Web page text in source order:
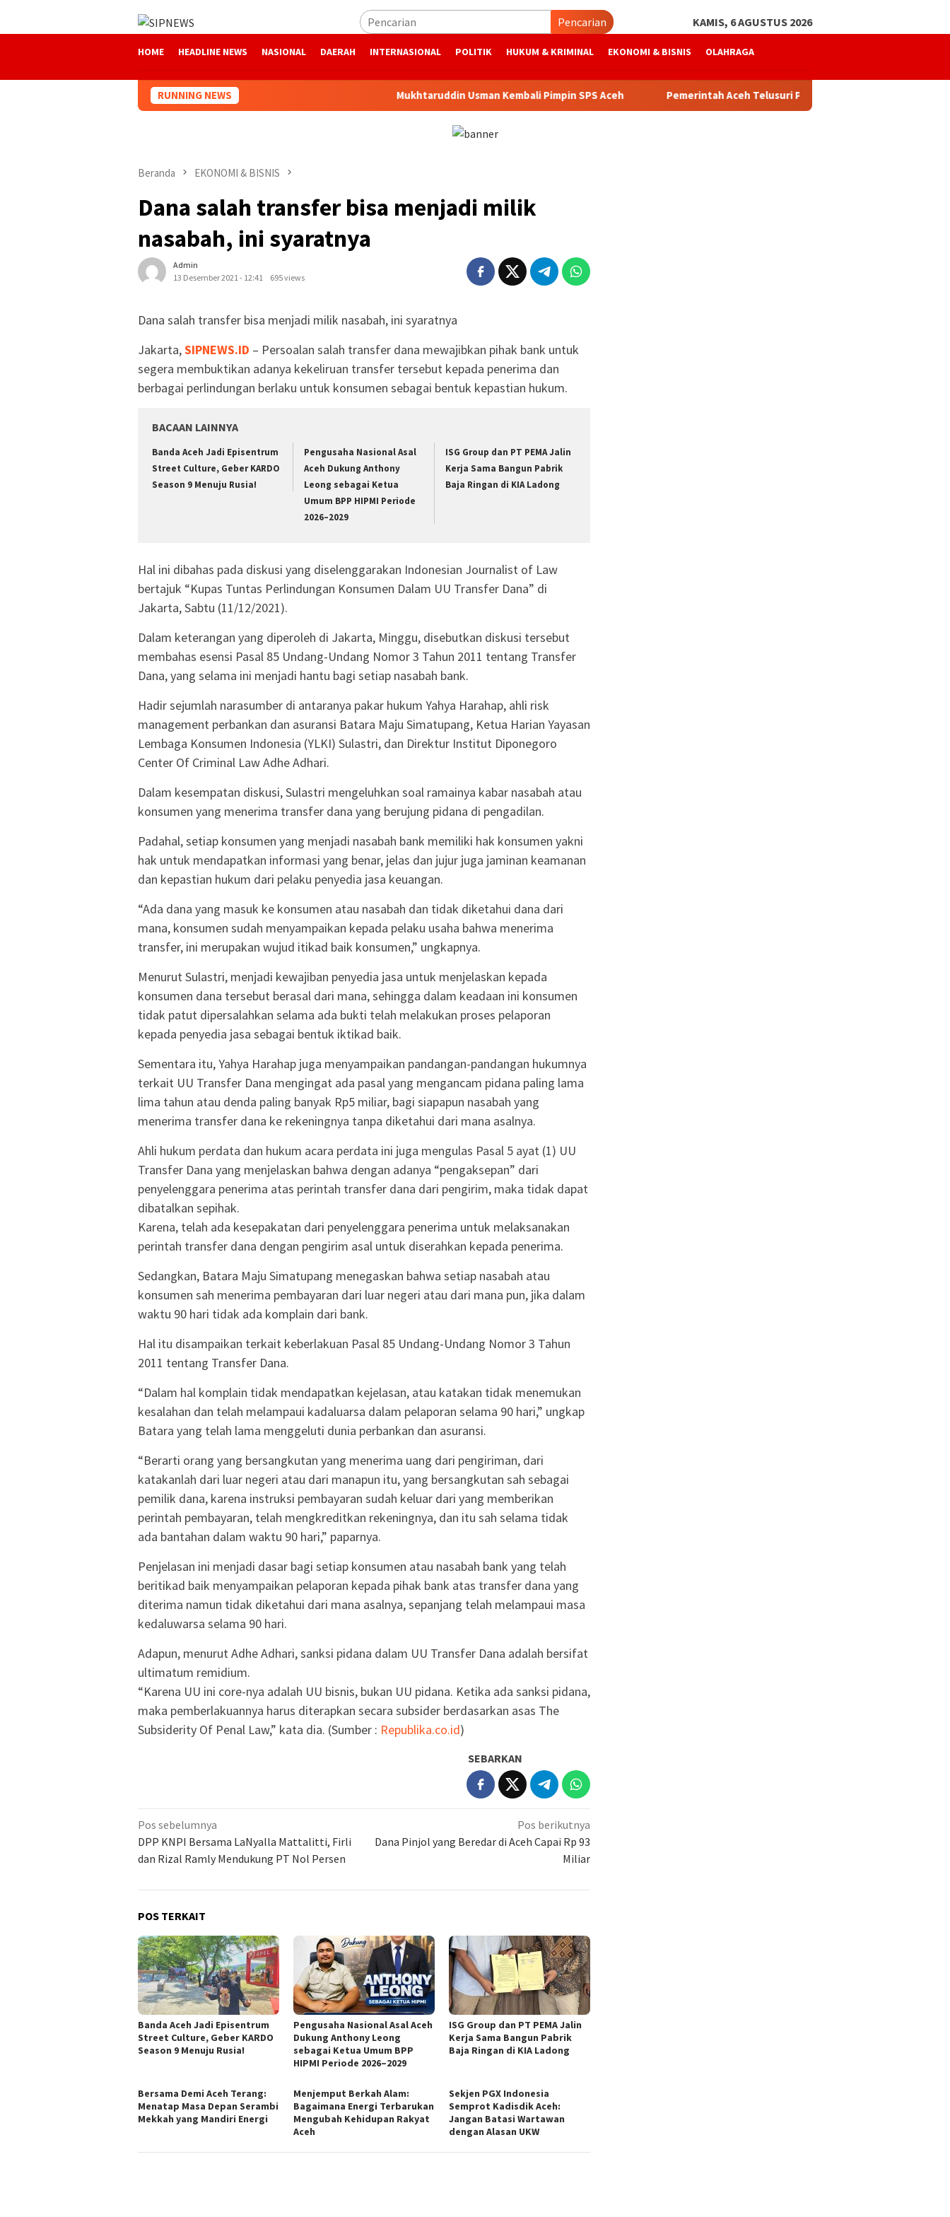
Pencarian KAMIS, 6 AGUSTUS 2026
HOME HEADLINE NEWS NASIONAL DAERAH INTERNASIONAL POLITIK HUKUM & KRIMINAL EKONOMI & BISNIS OLAHRAGA
RUNNING NEWS Mukhtaruddin Usman Kembali Pimpin SPS Aceh Pemerintah Aceh Telusuri Penyebab Kelangkaan Semen dan BBM
Beranda EKONOMI & BISNIS
Dana salah transfer bisa menjadi milik
nasabah, ini syaratnya
Admin
13 Desember 2021 - 12:41
695 views
Dana salah transfer bisa menjadi milik nasabah, ini syaratnya
Jakarta,SIPNEWS.ID – Persoalan salah transfer dana mewajibkan pihak bank untuk
segera membuktikan adanya kekeliruan transfer tersebut kepada penerima dan
berbagai perlindungan berlaku untuk konsumen sebagai bentuk kepastian hukum.
BACAAN LAINNYA
Banda Aceh Jadi Episentrum
Street Culture, Geber KARDO
Season 9 Menuju Rusia!
Pengusaha Nasional Asal
Aceh Dukung Anthony
Leong sebagai Ketua
Umum BPP HIPMI Periode
2026–2029
ISG Group dan PT PEMA Jalin
Kerja Sama Bangun Pabrik
Baja Ringan di KIA Ladong
Hal ini dibahas pada diskusi yang diselenggarakan Indonesian Journalist of Law
bertajuk “Kupas Tuntas Perlindungan Konsumen Dalam UU Transfer Dana” di
Jakarta, Sabtu (11/12/2021).
Dalam keterangan yang diperoleh di Jakarta, Minggu, disebutkan diskusi tersebut
membahas esensi Pasal 85 Undang-Undang Nomor 3 Tahun 2011 tentang Transfer
Dana, yang selama ini menjadi hantu bagi setiap nasabah bank.
Hadir sejumlah narasumber di antaranya pakar hukum Yahya Harahap, ahli risk
management perbankan dan asuransi Batara Maju Simatupang, Ketua Harian Yayasan
Lembaga Konsumen Indonesia (YLKI) Sulastri, dan Direktur Institut Diponegoro
Center Of Criminal Law Adhe Adhari.
Dalam kesempatan diskusi, Sulastri mengeluhkan soal ramainya kabar nasabah atau
konsumen yang menerima transfer dana yang berujung pidana di pengadilan.
Padahal, setiap konsumen yang menjadi nasabah bank memiliki hak konsumen yakni
hak untuk mendapatkan informasi yang benar, jelas dan jujur juga jaminan keamanan
dan kepastian hukum dari pelaku penyedia jasa keuangan.
“Ada dana yang masuk ke konsumen atau nasabah dan tidak diketahui dana dari
mana, konsumen sudah menyampaikan kepada pelaku usaha bahwa menerima
transfer, ini merupakan wujud itikad baik konsumen,” ungkapnya.
Menurut Sulastri, menjadi kewajiban penyedia jasa untuk menjelaskan kepada
konsumen dana tersebut berasal dari mana, sehingga dalam keadaan ini konsumen
tidak patut dipersalahkan selama ada bukti telah melakukan proses pelaporan
kepada penyedia jasa sebagai bentuk iktikad baik.
Sementara itu, Yahya Harahap juga menyampaikan pandangan-pandangan hukumnya
terkait UU Transfer Dana mengingat ada pasal yang mengancam pidana paling lama
lima tahun atau denda paling banyak Rp5 miliar, bagi siapapun nasabah yang
menerima transfer dana ke rekeningnya tanpa diketahui dari mana asalnya.
Ahli hukum perdata dan hukum acara perdata ini juga mengulas Pasal 5 ayat (1) UU
Transfer Dana yang menjelaskan bahwa dengan adanya “pengaksepan” dari
penyelenggara penerima atas perintah transfer dana dari pengirim, maka tidak dapat
dibatalkan sepihak.
Karena, telah ada kesepakatan dari penyelenggara penerima untuk melaksanakan
perintah transfer dana dengan pengirim asal untuk diserahkan kepada penerima.
Sedangkan, Batara Maju Simatupang menegaskan bahwa setiap nasabah atau
konsumen sah menerima pembayaran dari luar negeri atau dari mana pun, jika dalam
waktu 90 hari tidak ada komplain dari bank.
Hal itu disampaikan terkait keberlakuan Pasal 85 Undang-Undang Nomor 3 Tahun
2011 tentang Transfer Dana.
“Dalam hal komplain tidak mendapatkan kejelasan, atau katakan tidak menemukan
kesalahan dan telah melampaui kadaluarsa dalam pelaporan selama 90 hari,” ungkap
Batara yang telah lama menggeluti dunia perbankan dan asuransi.
“Berarti orang yang bersangkutan yang menerima uang dari pengiriman, dari
katakanlah dari luar negeri atau dari manapun itu, yang bersangkutan sah sebagai
pemilik dana, karena instruksi pembayaran sudah keluar dari yang memberikan
perintah pembayaran, telah mengkreditkan rekeningnya, dan itu sah selama tidak
ada bantahan dalam waktu 90 hari,” paparnya.
Penjelasan ini menjadi dasar bagi setiap konsumen atau nasabah bank yang telah
beritikad baik menyampaikan pelaporan kepada pihak bank atas transfer dana yang
diterima namun tidak diketahui dari mana asalnya, sepanjang telah melampaui masa
kedaluwarsa selama 90 hari.
Adapun, menurut Adhe Adhari, sanksi pidana dalam UU Transfer Dana adalah bersifat
ultimatum remidium.
“Karena UU ini core-nya adalah UU bisnis, bukan UU pidana. Ketika ada sanksi pidana,
maka pemberlakuannya harus diterapkan secara subsider berdasarkan asas The
Subsiderity Of Penal Law,” kata dia. (Sumber : Republika.co.id)
SEBARKAN
Navigasi
pos
Pos sebelumnya
DPP KNPI Bersama LaNyalla Mattalitti, Firli
dan Rizal Ramly Mendukung PT Nol Persen
Pos berikutnya
Dana Pinjol yang Beredar di Aceh Capai Rp 93
Miliar
POS TERKAIT
Banda Aceh Jadi Episentrum
Street Culture, Geber KARDO
Season 9 Menuju Rusia!
Pengusaha Nasional Asal Aceh
Dukung Anthony Leong
sebagai Ketua Umum BPP
HIPMI Periode 2026–2029
ISG Group dan PT PEMA Jalin
Kerja Sama Bangun Pabrik
Baja Ringan di KIA Ladong
Bersama Demi Aceh Terang:
Menatap Masa Depan Serambi
Mekkah yang Mandiri Energi
Menjemput Berkah Alam:
Bagaimana Energi Terbarukan
Mengubah Kehidupan Rakyat
Aceh
Sekjen PGX Indonesia
Semprot Kadisdik Aceh:
Jangan Batasi Wartawan
dengan Alasan UKW